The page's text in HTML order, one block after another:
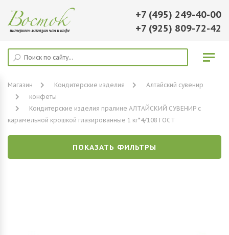
+7 (495) 249-40-00
+7 (925) 809-72-42
Магазин Кондитерские изделия
Алтайский сувенир
конфеты
Кондитерские изделия пралине АЛТАЙСКИЙ СУВЕНИР с
карамельной крошкой глазированные 1 кг*4/108 ГОСТ
ПОКАЗАТЬ ФИЛЬТРЫ